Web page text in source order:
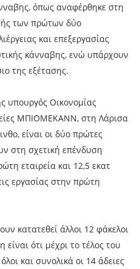
όπως αναφέρθηκε στη
των πρώτων δύο
και επεξεργασίας
κάνναβης, ενώ υπάρχουν
της εξέτασης.
υπουργός Οικονομίας
ΜΠΙΟΜΕΚΑΝΝ, στη Λάρισα
είναι οι δύο πρώτες
στη σχετική επένδυση
εταιρεία και 12,5 εκατ
εργασίας στην πρώτη
κατατεθεί άλλοι 12 φάκελοι
ότι μέχρι το τέλος του
και συνολικά οι 14 άδειες